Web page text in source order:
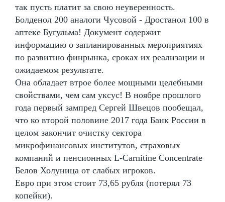
так пусть платит за свою неуверенность.
Болденол 200 аналоги Чусовой - Дростанол 100 в
аптеке Бугульма! Документ содержит
информацию о запланированных мероприятиях
по развитию финрынка, сроках их реализации и
ожидаемом результате.
Она обладает втрое более мощными целебными
свойствами, чем сам уксус! В ноябре прошлого
года первый зампред Сергей Швецов пообещал,
что ко второй половине 2017 года Банк России в
целом закончит очистку сектора
микрофинансовых институтов, страховых
компаний и пенсионных L-Carnitine Сoncentrate
Белов Холуница от слабых игроков.
Евро при этом стоит 73,65 рубля (потерял 73
копейки).